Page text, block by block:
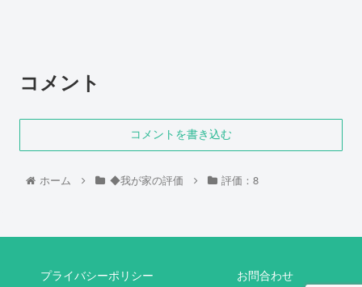
コメント
コメントを書き込む
ホーム ◆我が家の評価 評価：8
プライバシーポリシー お問合わせ